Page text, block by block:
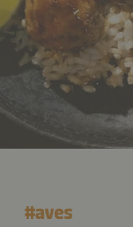
#aves